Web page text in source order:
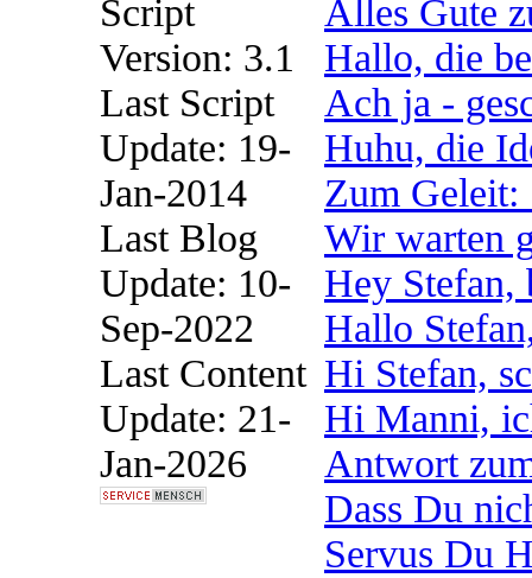
Script
Version: 3.1
Last Script
Update: 19-
Jan-2014
Last Blog
Update: 10-
Sep-2022
Last Content
Update: 21-
Jan-2026
Alles Gute
Hallo, die
Ach ja -
Huhu, die
Zum
Wir warten
Hey Stefan,
Hallo
Hi Stefan,
Hi Manni,
Antwort
Dass Du
Servus Du